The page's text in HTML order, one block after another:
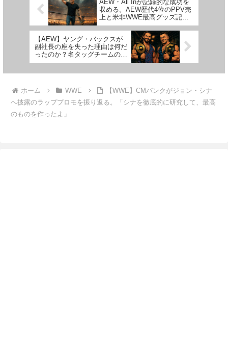
AEW・All Inが記録的な成功を
収める。AEW歴代4位のPPV売
上と米非WWE最高グッズ記録
を樹立
【AEW】ヤング・バックスが
副社長の座を失った理由は何だ
ったのか？名タッグチームの今
後はどうなる
ホーム WWE
【WWE】CMパンクがジョン・シナ
へ披露のラッププロモを振り返る。「シナを徹底的に研究して、最高
のものを作ったよ」